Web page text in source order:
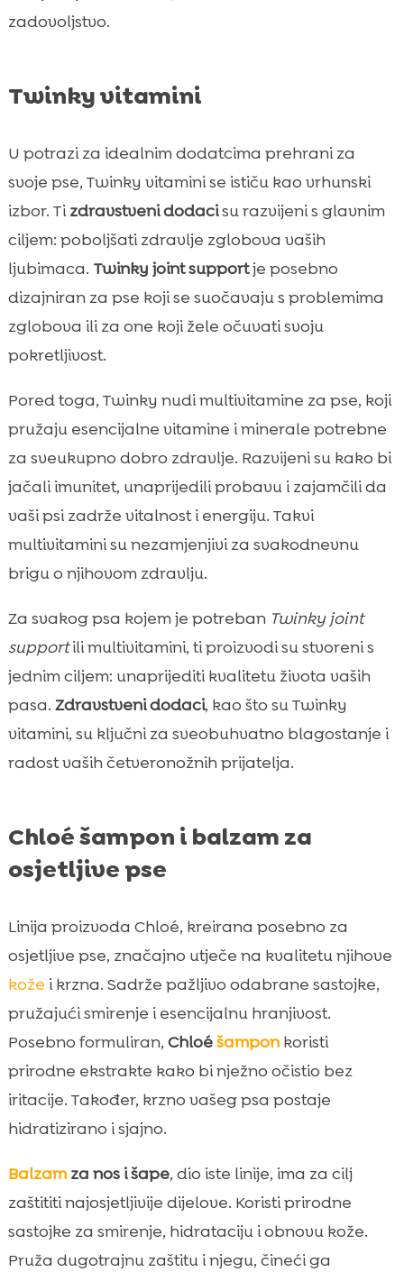
zadovoljstvo.
Twinky vitamini
U potrazi za idealnim dodatcima prehrani za
svoje pse, Twinky vitamini se ističu kao vrhunski
izbor. Tizdravstveni dodacisu razvijeni s glavnim
ciljem: poboljšati zdravlje zglobova vaših
ljubimaca. Twinky joint supportje posebno
dizajniran za pse koji se suočavaju s problemima
zglobova ili za one koji žele očuvati svoju
pokretljivost.
Pored toga, Twinky nudi multivitamine za pse, koji
pružaju esencijalne vitamine i minerale potrebne
za sveukupno dobro zdravlje. Razvijeni su kako bi
jačali imunitet, unaprijedili probavu i zajamčili da
vaši psi zadrže vitalnost i energiju. Takvi
multivitamini su nezamjenjivi za svakodnevnu
brigu o njihovom zdravlju.
Za svakog psa kojem je potreban Twinky joint
supportili multivitamini, ti proizvodi su stvoreni s
jednim ciljem: unaprijediti kvalitetu života vaših
pasa. Zdravstveni dodaci, kao što su Twinky
vitamini, su ključni za sveobuhvatno blagostanje i
radost vaših četveronožnih prijatelja.
Chloé šampon i balzam za
osjetljive pse
Linija proizvoda Chloé, kreirana posebno za
osjetljive pse, značajno utječe na kvalitetu njihove
kože i krzna. Sadrže pažljivo odabrane sastojke,
pružajući smirenje i esencijalnu hranjivost.
Posebno formuliran, Chloéšamponkoristi
prirodne ekstrakte kako bi nježno očistio bez
iritacije. Također, krzno vašeg psa postaje
hidratizirano i sjajno.
Balzamza nos i šape, dio iste linije, ima za cilj
zaštititi najosjetljivije dijelove. Koristi prirodne
sastojke za smirenje, hidrataciju i obnovu kože.
Pruža dugotrajnu zaštitu i njegu, čineći ga